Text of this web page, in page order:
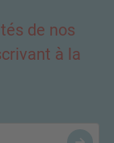
de nos
à la